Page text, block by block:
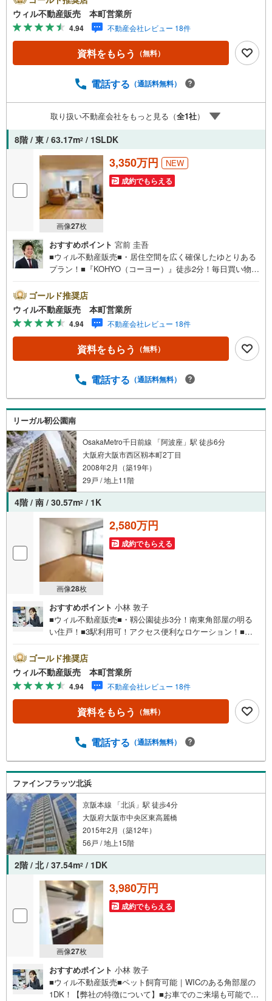
ギ薬局 谷町四丁目店」まで徒歩3分！■コンビニ複数点
在！・「ファミリーマート 内本町店」まで徒歩1分！・
「ローソン 内本町二丁目店」まで徒歩2分！・「セブンイ
レブン 大阪内本町1丁目店」まで徒歩3分！■『中大江公
園』徒歩4分！休日の散策やリフレッシュにも◎■飲食店や
しめるロケーション！■7階の3DK！■バストイレ別々！■都
にお声がけください。■キッズスペースもございますので、
小さなお子様がいらっしゃるご家庭もお気軽にご来場くだ
さい！【営業日】定休日はございません。水曜日も営業し
ております。
ウィル不動産販売 本町営業所
4.94 不動産会社レビュー 18件
資料をもらう （無料）
電話する （通話料無料）
取り扱い不動産会社をもっと見る（全1社）
8階 / 東 / 63.17m2 / 1SLDK
画像27枚
3,350万円 NEW
成約でもらえる
おすすめポイント 宮前 圭吾
■ウィル不動産販売■・居住空間を広く確保したゆとりある
プラン！■『KOHYO（コーヨー）』徒歩2分！毎日買い物が
で徒歩3分！・「ファミリーマート 内本町店」まで徒歩1
分！■周辺は飲食店が多い環境！■区役所が徒歩圏！■『中
大江公園』がすぐ近く！■8階部分！間取りは1SLDK！■リ
ビング・洋室は6帖以上の広さを確保！■木の温もりを感じ
るナチュラルテイストの室内！■ウォークインクロゼット付
き！収納力◎■多目的に使えるサービスルームあり！■対面
洗濯置き場がキッチン後ろ！家事しやすい配置！【弊社の
グまでご案内致しますので、担当者にお声がけください。■
キッズスペースもございますので、小さなお子様がいらっ
しゃるご家庭もお気軽にご来場ください！【営業日】定休
日はございません。水曜日も営業しております。
ゴールド推奨店
ウィル不動産販売 本町営業所
4.94 不動産会社レビュー 18件
資料をもらう （無料）
電話する （通話料無料）
リーガル靭公園南
OsakaMetro千日前線 「阿波座」駅 徒歩6分
大阪府大阪市西区靱本町2丁目
2008年2月（築19年）
29戸 / 地上11階
4階 / 南 / 30.57m2 / 1K
画像28枚
2,580万円
成約でもらえる
おすすめポイント 小林 敦子
■ウィル不動産販売■・靱公園徒歩3分！南東角部屋の明る
い住戸！■3駅利用可！アクセス便利なロケーション！■周
『スギ薬局 信濃橋店』まで徒歩8分！・『コーナン西本町
店』まで徒歩4分！・『セブンイレブン 大阪靱本町2丁目
店』まで徒歩3分！■2008年2月築！■1K！■南面バルコニ
ー！■陽当たり・風通し良好！■エントランスにオートロッ
ク・宅配ボックス付きマンション！■室内洗濯機置き場あ
り！■バス・トイレ別々プラン！■各所に収納スペース充
在は空き部屋で、気軽に室内見学可能です！【弊社の特
までご案内致しますので、担当者にお声がけください。■キ
ッズスペースもございますので、小さなお子様がいらっし
ゃるご家庭もお気軽にご来場ください！【営業日】定休日
はございません。火曜日・水曜日も営業しております。
ゴールド推奨店
ウィル不動産販売 本町営業所
4.94 不動産会社レビュー 18件
資料をもらう （無料）
電話する （通話料無料）
ファインフラッツ北浜
京阪本線 「北浜」駅 徒歩4分
大阪府大阪市中央区東高麗橋
2015年2月（築12年）
56戸 / 地上15階
2階 / 北 / 37.54m2 / 1DK
画像27枚
3,980万円
成約でもらえる
おすすめポイント 小林 敦子
■ウィル不動産販売■ペット飼育可能｜WICのある角部屋の
1DK！【弊社の特徴について】■お車でのご来場も可能で